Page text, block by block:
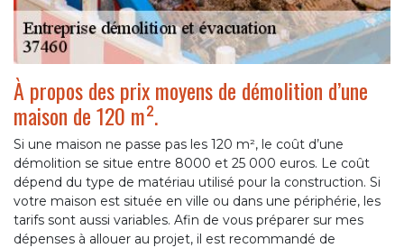
À propos des prix moyens de démolition d’une
maison de 120 m².
Si une maison ne passe pas les 120 m², le coût d’une
démolition se situe entre 8000 et 25 000 euros. Le coût
dépend du type de matériau utilisé pour la construction. Si
votre maison est située en ville ou dans une périphérie, les
tarifs sont aussi variables. Afin de vous préparer sur mes
dépenses à allouer au projet, il est recommandé de